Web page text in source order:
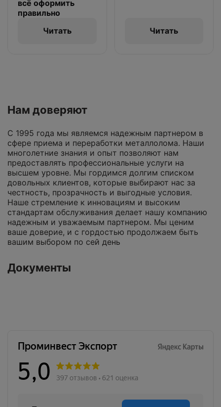
всё оформить
правильно
Читать
Читать
Нам доверяют
С 1995 года мы являемся надежным партнером в
сфере приема и переработки металлолома. Наши
многолетние знания и опыт позволяют нам
предоставлять профессиональные услуги на
высшем уровне. Мы гордимся долгим списком
довольных клиентов, которые выбирают нас за
честность, прозрачность и выгодные условия.
Наше стремление к инновациям и высоким
стандартам обслуживания делает нашу компанию
надежным и уважаемым партнером. Мы ценим
ваше доверие, и с гордостью продолжаем быть
вашим выбором по сей день
Документы